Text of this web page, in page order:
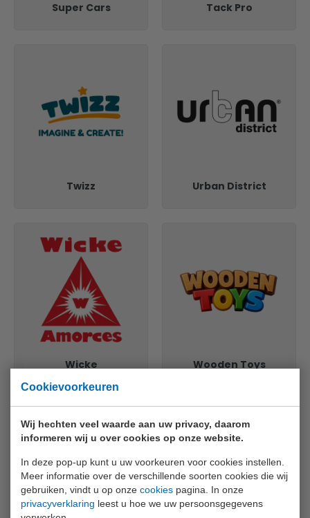
Cookievoorkeuren
Wij hechten veel waarde aan uw privacy, daarom
informeren wij u over cookies op onze website.
In deze pop-up kunt u uw voorkeuren voor cookies instellen.
Meer informatie over de verschillende soorten cookies die wij
gebruiken, vindt u op onze cookies pagina. In onze
privacyverklaring leest u hoe we uw persoonsgegevens
Super Cars Tack Pro
Twizz Urban District
Wicke Wooden Toys